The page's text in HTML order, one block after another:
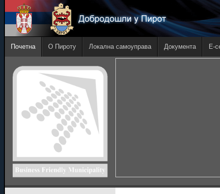
Почетна О Пироту Локална самоуправа Документа E-